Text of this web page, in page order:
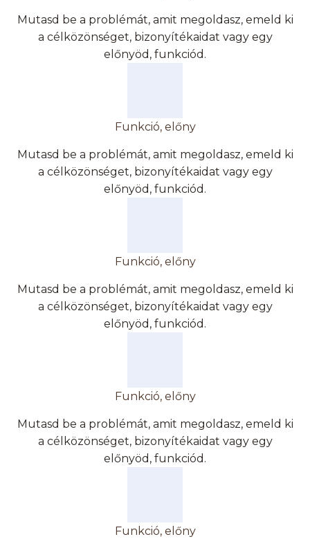
Mutasd be a problémát, amit megoldasz, emeld ki
a célközönséget, bizonyítékaidat vagy egy
előnyöd, funkciód.
Funkció, előny
Mutasd be a problémát, amit megoldasz, emeld ki
a célközönséget, bizonyítékaidat vagy egy
előnyöd, funkciód.
Funkció, előny
Mutasd be a problémát, amit megoldasz, emeld ki
a célközönséget, bizonyítékaidat vagy egy
előnyöd, funkciód.
Funkció, előny
Mutasd be a problémát, amit megoldasz, emeld ki
a célközönséget, bizonyítékaidat vagy egy
előnyöd, funkciód.
Funkció, előny